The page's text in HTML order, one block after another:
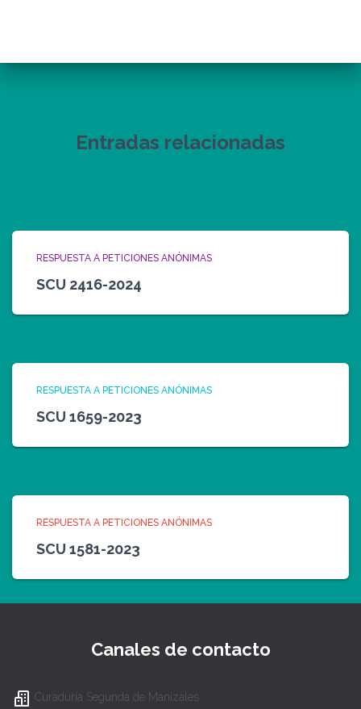
Entradas relacionadas
RESPUESTA A PETICIONES ANÓNIMAS
SCU 2416-2024
RESPUESTA A PETICIONES ANÓNIMAS
SCU 1659-2023
RESPUESTA A PETICIONES ANÓNIMAS
SCU 1581-2023
Canales de contacto
Curaduría Segunda de Manizales